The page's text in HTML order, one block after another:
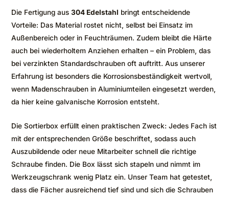
Die Fertigung aus 304 Edelstahl bringt entscheidende
Vorteile: Das Material rostet nicht, selbst bei Einsatz im
Außenbereich oder in Feuchträumen. Zudem bleibt die Härte
auch bei wiederholtem Anziehen erhalten – ein Problem, das
bei verzinkten Standardschrauben oft auftritt. Aus unserer
Erfahrung ist besonders die Korrosionsbeständigkeit wertvoll,
wenn Madenschrauben in Aluminiumteilen eingesetzt werden,
da hier keine galvanische Korrosion entsteht.
Die Sortierbox erfüllt einen praktischen Zweck: Jedes Fach ist
mit der entsprechenden Größe beschriftet, sodass auch
Auszubildende oder neue Mitarbeiter schnell die richtige
Schraube finden. Die Box lässt sich stapeln und nimmt im
Werkzeugschrank wenig Platz ein. Unser Team hat getestet,
dass die Fächer ausreichend tief sind und sich die Schrauben